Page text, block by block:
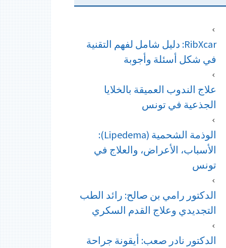
RibXcar: دليل شامل لفهم التقنية
في شكل أسئلة وأجوبة
علاج الندوب العميقة بالخلايا
الجذعية في تونس
الوذمة الشحمية (Lipedema):
الأسباب، الأعراض، والعلاج في
تونس
الدكتور رامي بن صالح: رائد الطب
التجديدي وعلاج القدم السكري
الدكتور نادر صعب: أيقونة جراحة